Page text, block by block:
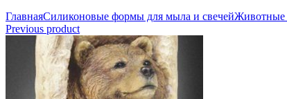
ГлавнаяСиликоновые формы для мыла и свечейЖивотные
Previous product